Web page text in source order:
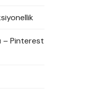
– Pinterest